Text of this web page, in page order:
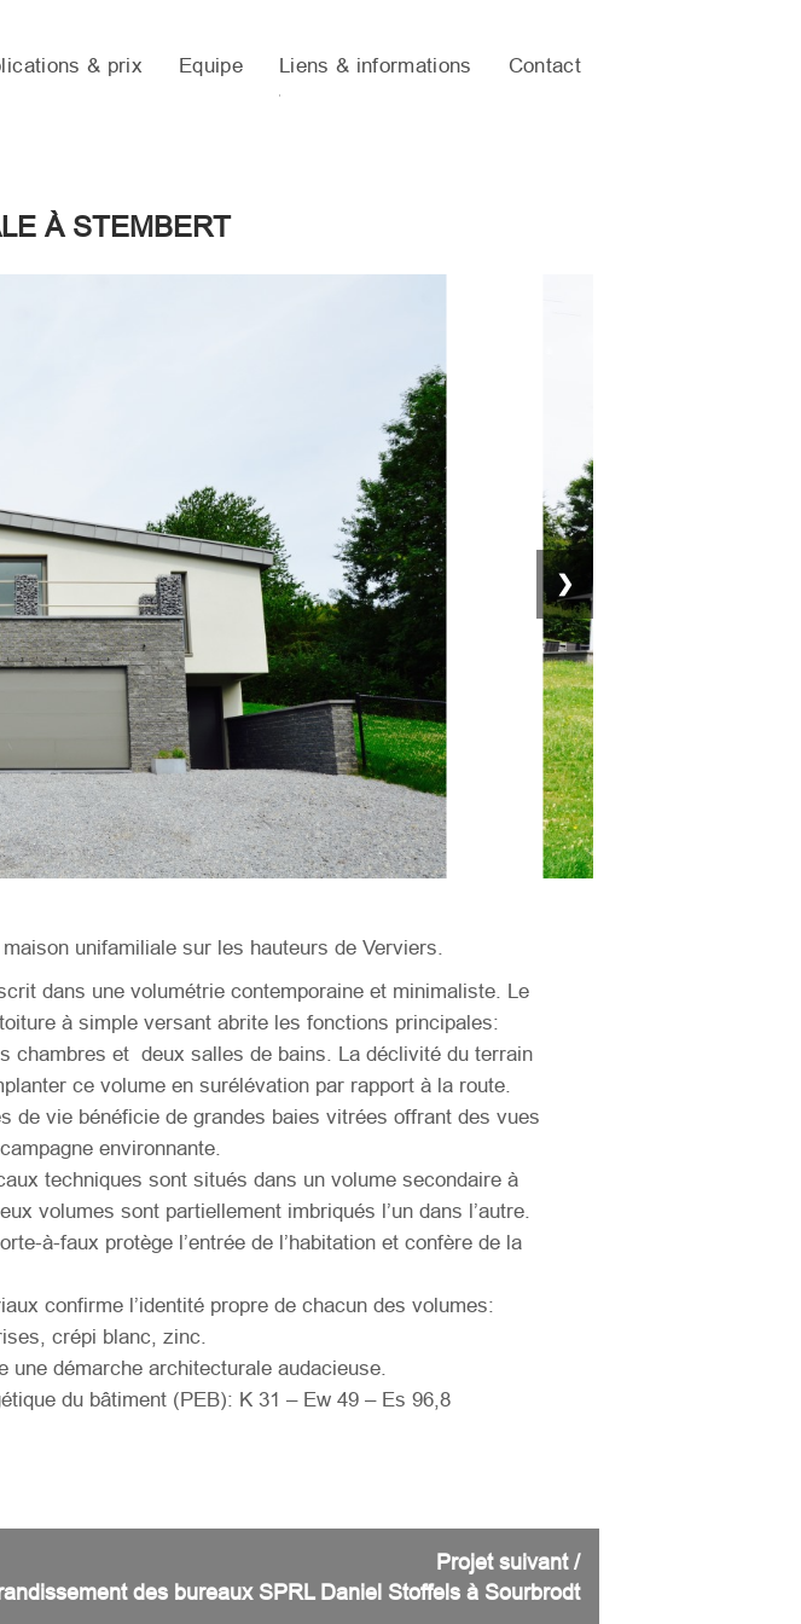
& prix Equipe Liens & informations Contact
À STEMBERT
❯
maison unifamiliale sur les hauteurs de Verviers.
dans une volumétrie contemporaine et minimaliste. Le
à simple versant abrite les fonctions principales:
chambres et deux salles de bains. La déclivité du terrain
ce volume en surélévation par rapport à la route.
de vie bénéficie de grandes baies vitrées offrant des vues
environnante.
techniques sont situés dans un volume secondaire à
volumes sont partiellement imbriqués l’un dans l’autre.
à-faux protège l’entrée de l’habitation et confère de la
confirme l’identité propre de chacun des volumes:
crépi blanc, zinc.
une démarche architecturale audacieuse.
du bâtiment (PEB): K 31 – Ew 49 – Es 96,8
Projet suivant /
des bureaux SPRL Daniel Stoffels à Sourbrodt